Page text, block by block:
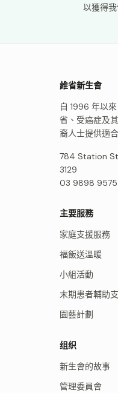
以獲得
維省新生會
自 1996 年以
省、受癌症及
裔人士提供適
784 Station
3129
03 9898 9575
主要服務
家庭支援服務
福飯送溫暖
小組活動
末期患者輔助
園藝計劃
组织
新生會的故事
管理委員會